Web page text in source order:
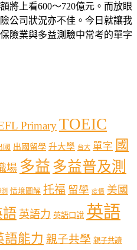
將上看600～720億元。而放眼
公司狀況亦不佳。今日就讓我
險業與多益測驗中常考的單字
PrimaryTOEIC
國 出國留學 升大學 台大 單字 國
場 多益 多益普及測
情境圖解 托福 留學 疫情 美國
語 英語力 英語口說 英語
語能力 親子共學 親子共讀